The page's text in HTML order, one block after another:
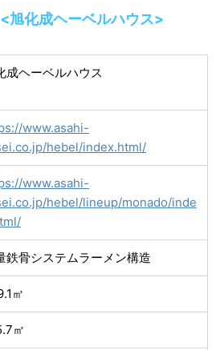
化成ヘーベルハウス>
成ヘーベルハウス
www.asahi-
hebel/index.html/
www.asahi-
hebel/lineup/monado/inde
鉄骨システムラーメン構造
㎡
㎡